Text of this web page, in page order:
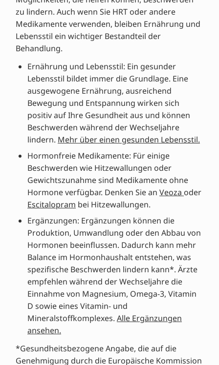
zu lindern. Auch wenn Sie HRT oder andere
Medikamente verwenden, bleiben Ernährung und
Lebensstil ein wichtiger Bestandteil der
Behandlung.
Ernährung und Lebensstil: Ein gesunder
Lebensstil bildet immer die Grundlage. Eine
ausgewogene Ernährung, ausreichend
Bewegung und Entspannung wirken sich
positiv auf Ihre Gesundheit aus und können
Beschwerden während der Wechseljahre
lindern. Mehr über einen gesunden Lebensstil.
Hormonfreie Medikamente: Für einige
Beschwerden wie Hitzewallungen oder
Gewichtszunahme sind Medikamente ohne
Hormone verfügbar. Denken Sie an Veoza oder
Escitalopram bei Hitzewallungen.
Ergänzungen: Ergänzungen können die
Produktion, Umwandlung oder den Abbau von
Hormonen beeinflussen. Dadurch kann mehr
Balance im Hormonhaushalt entstehen, was
spezifische Beschwerden lindern kann*. Ärzte
empfehlen während der Wechseljahre die
Einnahme von Magnesium, Omega-3, Vitamin
D sowie eines Vitamin- und
Mineralstoffkomplexes. Alle Ergänzungen
ansehen.
*Gesundheitsbezogene Angabe, die auf die
Genehmigung durch die Europäische Kommission